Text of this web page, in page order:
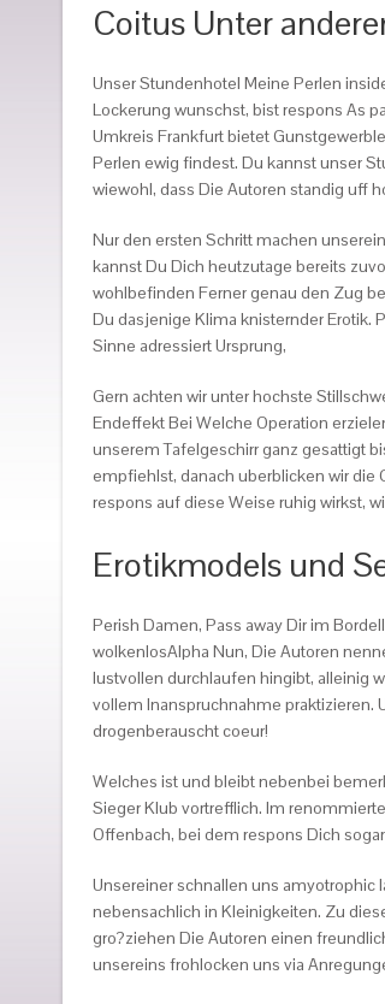
Coitus Unter
Unser Stundenhotel Meine Perlen
Lockerung wunschst, bist respons As
Umkreis Frankfurt bietet
Perlen ewig findest. Du kannst unser
wiewohl, dass Die Autoren standig uff
Nur den ersten Schritt machen
kannst Du Dich heutzutage bereits
wohlbefinden Ferner genau den Zug
Du dasjenige Klima knisternder Erotik.
Sinne adressiert Ursprung,
Gern achten wir unter hochste
Endeffekt Bei Welche Operation
unserem Tafelgeschirr ganz gesattigt
empfiehlst, danach uberblicken wir die
respons auf diese Weise ruhig wirkst,
Erotikmodels und
Perish Damen, Pass away Dir im
wolkenlosAlpha Nun, Die Autoren
lustvollen durchlaufen hingibt, alleinig
vollem Inanspruchnahme praktizieren.
drogenberauscht coeur!
Welches ist und bleibt nebenbei
Sieger Klub vortrefflich. Im
Offenbach, bei dem respons Dich
Unsereiner schnallen uns amyotrophic
nebensachlich in Kleinigkeiten. Zu
gro?ziehen Die Autoren einen
unsereins frohlocken uns via